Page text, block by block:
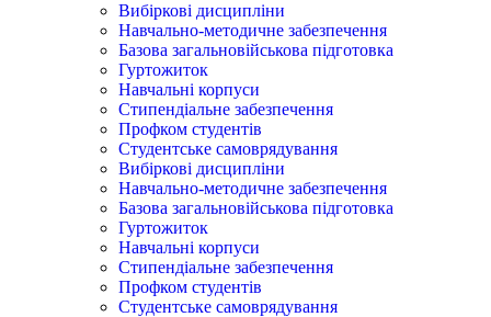
Вибіркові дисципліни
Навчально-методичне забезпечення
Базова загальновійськова підготовка
Гуртожиток
Навчальні корпуси
Стипендіальне забезпечення
Профком студентів
Студентське самоврядування
Вибіркові дисципліни
Навчально-методичне забезпечення
Базова загальновійськова підготовка
Гуртожиток
Навчальні корпуси
Стипендіальне забезпечення
Профком студентів
Студентське самоврядування